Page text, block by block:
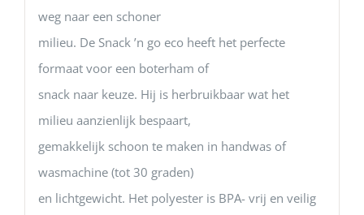
weg naar een schoner
milieu. De Snack ’n go eco heeft het perfecte
formaat voor een boterham of
snack naar keuze. Hij is herbruikbaar wat het
milieu aanzienlijk bespaart,
gemakkelijk schoon te maken in handwas of
wasmachine (tot 30 graden)
en lichtgewicht. Het polyester is BPA- vrij en veilig